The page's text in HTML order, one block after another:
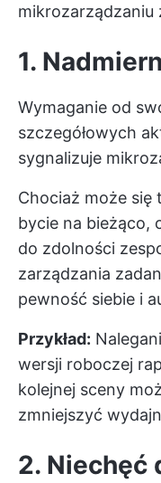
mikrozarządzaniu
1.
Wymaganie od
szczegółowych
sygnalizuje
Chociaż może się
bycie na bieżąco,
do zdolności
zarządzania
pewność siebie i
Przykład:
wersji roboczej
kolejnej sceny
zmniejszyć
2. Niechęć